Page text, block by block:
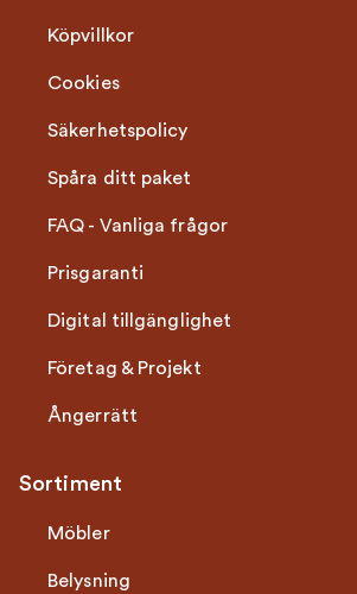
Köpvillkor
Cookies
Säkerhetspolicy
Spåra ditt paket
FAQ - Vanliga frågor
Prisgaranti
Digital tillgänglighet
Företag & Projekt
Ångerrätt
Sortiment
Möbler
Belysning